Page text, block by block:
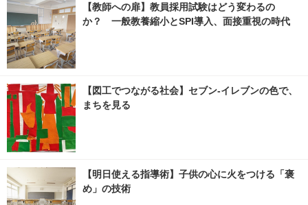
【教師への扉】教員採用試験はどう変わるの
か？ 一般教養縮小とSPI導入、面接重視の時代
【図工でつながる社会】セブン‐イレブンの色で、
まちを見る
【明日使える指導術】子供の心に火をつける「褒
め」の技術